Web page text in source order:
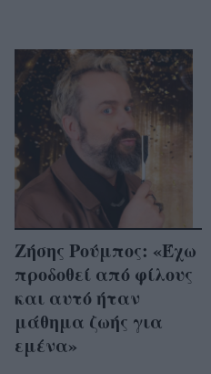
Ζήσης Ρούμπος: «Έχω
προδοθεί από φίλους
και αυτό ήταν
μάθημα ζωής για
εμένα»